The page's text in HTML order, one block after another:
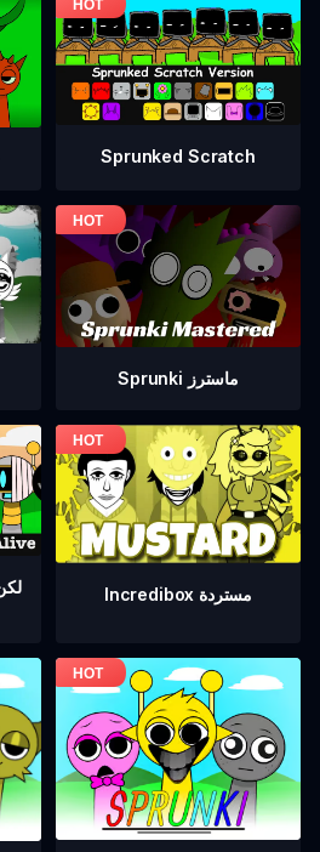
Sprunked Scratch
Sprunki ماسترز
Incredibox مستردة